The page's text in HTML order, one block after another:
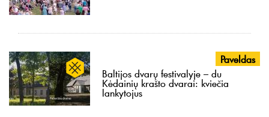
Paveldas
Baltijos dvarų festivalyje – du
Kėdainių krašto dvarai: kviečia
lankytojus